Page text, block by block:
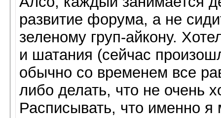
развитие форума, а не
зеленому груп-айкону.
и шатания (сейчас
обычно со временем все
либо делать, что не очень
Расписывать, что именно я